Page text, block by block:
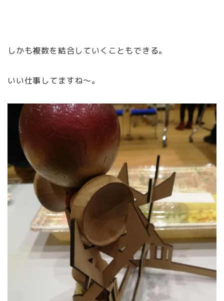
しかも複数を結合していくこともできる。
いい仕事してますね～。